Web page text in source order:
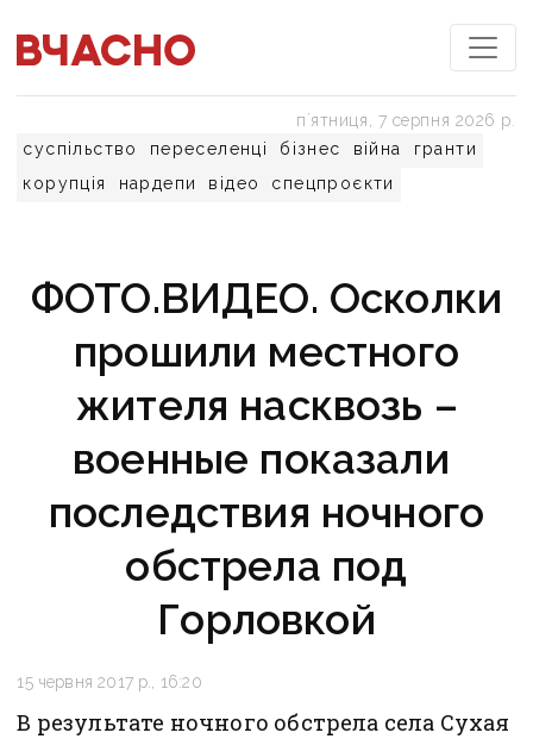
суспільство переселенці бізнес війна
гранти
корупція
нардепи відео спецпроєкти
пʼятниця, 7 серпня 2026 р.
ФОТО.ВИДЕО. Осколки
прошили местного
жителя насквозь –
военные показали
последствия ночного
обстрела под
Горловкой
15 червня 2017 р., 16:20
В результате ночного обстрела села Сухая